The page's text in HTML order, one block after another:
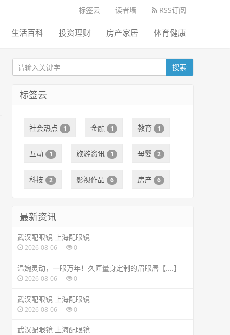
标签云 读者墙 RSS订阅
生活百科 投资理财 房产家居 体育健康
搜索
标签云
社会热点 1 金融 1 教育 1
互动 1 旅游资讯 1 母婴 2
科技 2 影视作品 6 房产 6
最新资讯
武汉配眼镜 上海配眼镜
2026-08-06 0
温婉灵动，一眼万年！久匠量身定制的眉眼唇【....】
2026-08-06 0
武汉配眼镜 上海配眼镜
2026-08-06 0
武汉配眼镜 上海配眼镜